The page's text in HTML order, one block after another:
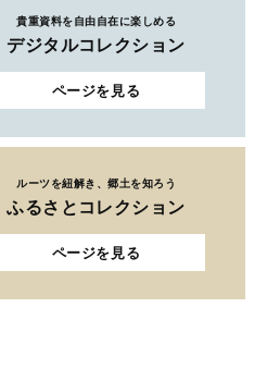
貴重資料を自由自在に楽しめる
デジタルコレクション
ページを見る
ルーツを紐解き、郷土を知ろう
ふるさとコレクション
ページを見る